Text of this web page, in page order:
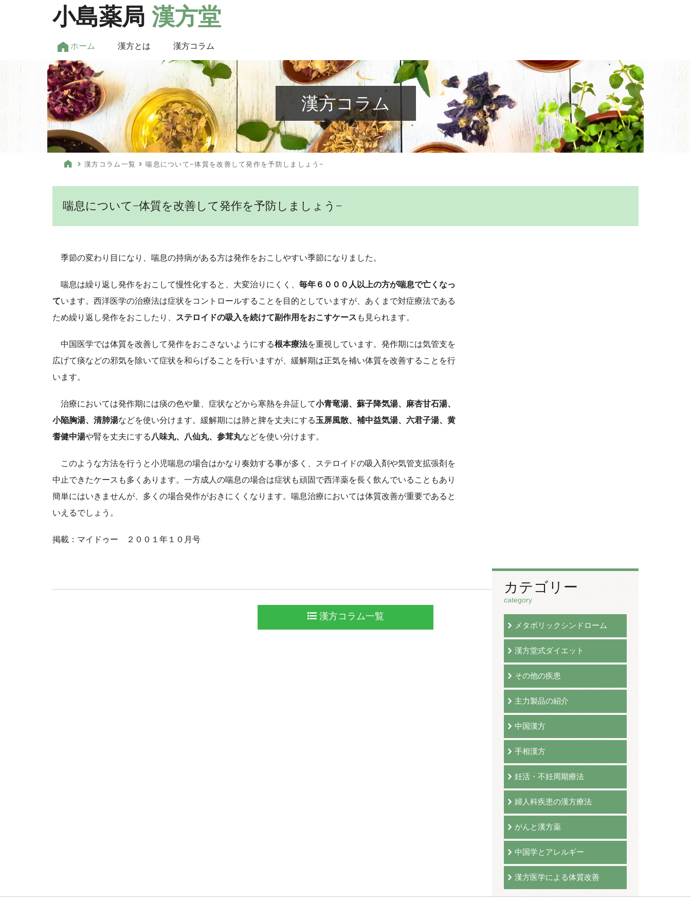
小島薬局 漢方堂
ホーム 漢方とは 漢方コラム
漢方コラム
漢方コラム一覧 喘息について−体質を改善して発作を予防しましょう−
喘息について−体質を改善して発作を予防しましょう−
季節の変わり目になり、喘息の持病がある方は発作をおこしやすい季節になりました。
喘息は繰り返し発作をおこして慢性化すると、大変治りにくく、 毎年６０００人以上の方が喘息で亡くなっ
ています。西洋医学の治療法は症状をコントロールすることを目的としていますが、あくまで対症療法である
ため繰り返し発作をおこしたり、
ステロイドの吸入を続けて副作用をおこすケース も見られます。
中国医学では体質を改善して発作をおこさないようにする根本療法を重視しています。発作期には気管支を
広げて痰などの邪気を除いて症状を和らげることを行いますが、緩解期は正気を補い体質を改善することを行
います。
治療においては発作期には痰の色や量、症状などから寒熱を弁証して小青竜湯、蘇子降気湯、麻杏甘石湯、
小陥胸湯、清肺湯などを使い分けます。緩解期には肺と脾を丈夫にする玉屏風散、補中益気湯、六君子湯、黄
耆健中湯や腎を丈夫にする 八味丸、八仙丸、参茸丸などを使い分けます。
このような方法を行うと小児喘息の場合はかなり奏効する事が多く、ステロイドの吸入剤や気管支拡張剤を
中止できたケースも多くあります。一方成人の喘息の場合は症状も頑固で西洋薬を長く飲んでいることもあり
簡単にはいきませんが、多くの場合発作がおきにくくなります。喘息治療においては体質改善が重要であると
いえるでしょう。
掲載：マイドゥー ２００１年１０月号
カテゴリー
category
メタボリックシンドローム
漢方堂式ダイエット
その他の疾患
主力製品の紹介
中国漢方
手相漢方
妊活・不妊周期療法
婦人科疾患の漢方療法
がんと漢方薬
中国学とアレルギー
漢方医学による体質改善
漢方コラム一覧